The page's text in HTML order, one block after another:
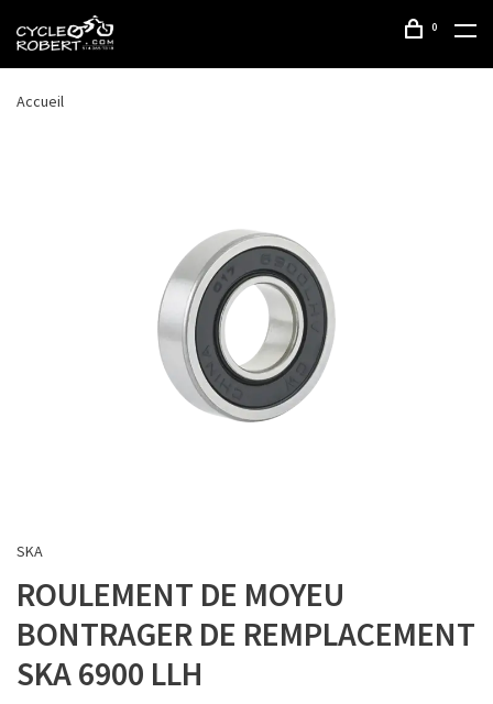
0
Accueil
SKA
ROULEMENT DE MOYEU
BONTRAGER DE REMPLACEMENT
SKA 6900 LLH